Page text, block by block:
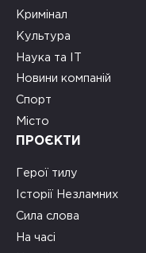
Кримінал
Культура
Наука та ІТ
Новини компаній
Спорт
Місто
ПРОЄКТИ
Герої тилу
Історії Незламних
Сила слова
На часі